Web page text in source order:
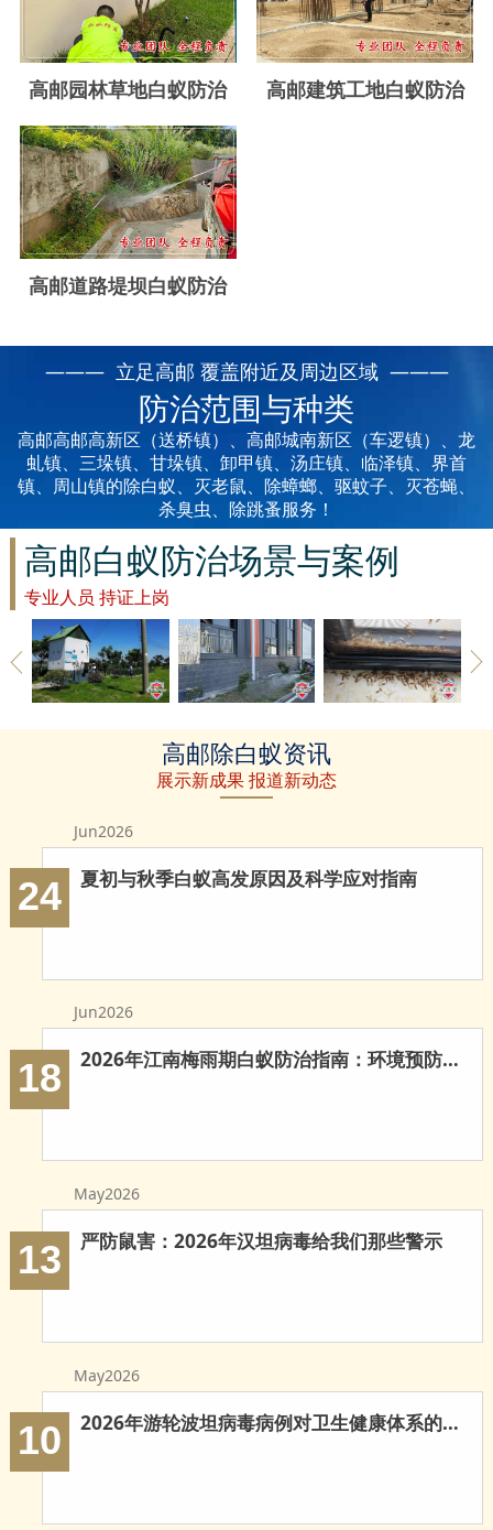
广州白蚁防治
东莞白蚁防治
佛山白蚁防治
深圳白蚁防治
云浮白蚁防治
新兴白蚁防治
肇庆白蚁防治
高邮园林草地白蚁防治 高邮建筑工地白蚁防治
高邮道路堤坝白蚁防治
——— 立足高邮 覆盖附近及周边区域 ———
防治范围与种类
高邮高邮高新区（送桥镇）、高邮城南新区（车逻镇）、龙
虬镇、三垛镇、甘垛镇、卸甲镇、汤庄镇、临泽镇、界首
镇、周山镇的除白蚁、灭老鼠、除蟑螂、驱蚊子、灭苍蝇、
杀臭虫、除跳蚤服务！
高邮白蚁防治场景与案例
专业人员 持证上岗
高邮草地除
高邮建筑白
蚁防治
高邮家具防
高邮除白蚁资讯
展示新成果 报道新动态
Jun2026
24 夏初与秋季白蚁高发原因及科学应对指南
Jun2026
18 2026年江南梅雨期白蚁防治指南：环境预防与科学灭治
May2026
13 严防鼠害：2026年汉坦病毒给我们那些警示
May2026
10 2026年游轮波坦病毒病例对卫生健康体系的多重启示